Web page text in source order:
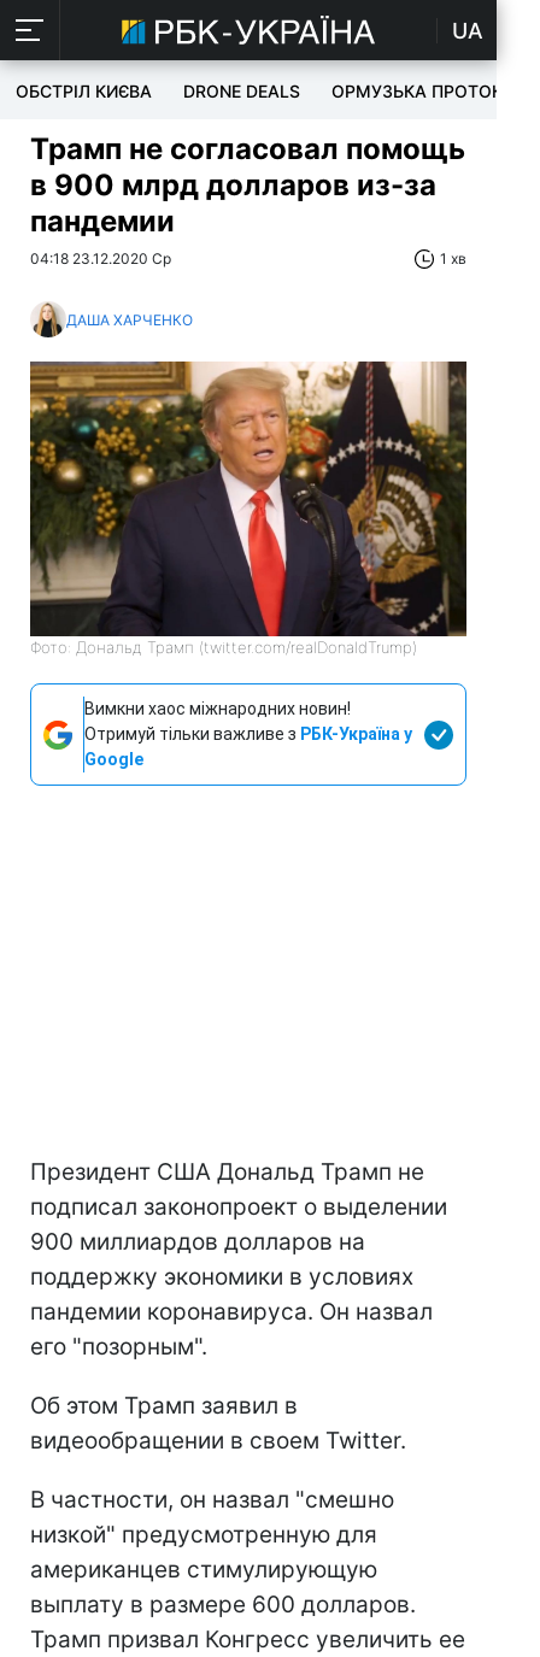
UA
ОБСТРІЛ КИЄВА DRONE DEALS ОРМУЗЬКА ПРОТОКА
Трамп не согласовал помощь
в 900 млрд долларов из-за
пандемии
04:18 23.12.2020 Ср 1 хв
ДАША ХАРЧЕНКО
Фото: Дональд Трамп (twitter.com/realDonaldTrump)
Вимкни хаос міжнародних новин!
Отримуй тільки важливе з РБК-Україна у
Google
Президент США Дональд Трамп не
подписал законопроект о выделении
900 миллиардов долларов на
поддержку экономики в условиях
пандемии коронавируса. Он назвал
его "позорным".
Об этом Трамп заявил в
видеообращении в своем Twitter.
В частности, он назвал "смешно
низкой" предусмотренную для
американцев стимулирующую
выплату в размере 600 долларов.
Трамп призвал Конгресс увеличить ее